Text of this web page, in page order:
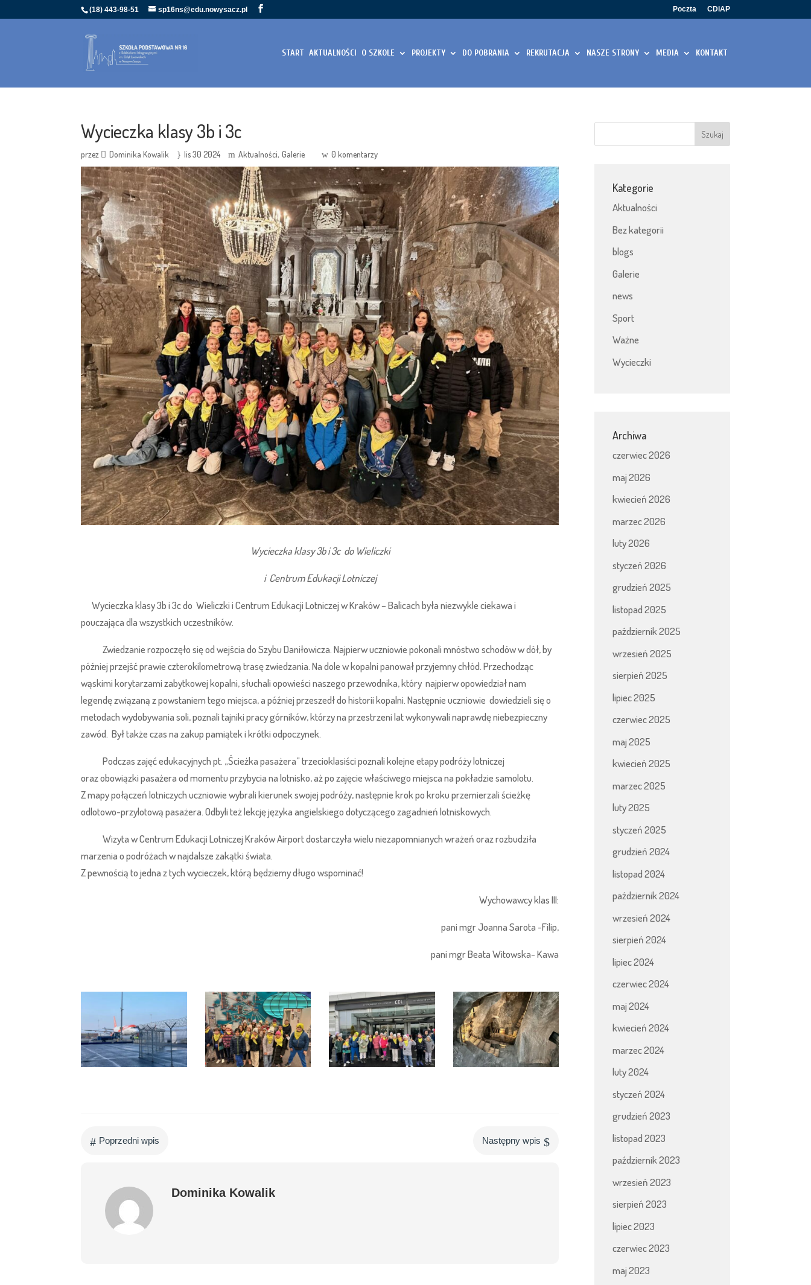
(18) 443-98-51 sp16ns@edu.nowysacz.pl Poczta CDiAP
START AKTUALNOŚCI O SZKOLE PROJEKTY DO POBRANIA REKRUTACJA NASZE STRONY MEDIA KONTAKT
Wycieczka klasy 3b i 3c
przez Dominika Kowalik lis 30 2024 Aktualności Galerie 0 komentarzy
Wycieczka klasy 3b i 3c do Wieliczki
i Centrum Edukacji Lotniczej
Wycieczka klasy 3b i 3c do Wieliczki i Centrum Edukacji Lotniczej w Kraków – Balicach była niezwykle ciekawa i
pouczająca dla wszystkich uczestników.
Zwiedzanie rozpoczęło się od wejścia do Szybu Daniłowicza. Najpierw uczniowie pokonali mnóstwo schodów w dół, by
później przejść prawie czterokilometrową trasę zwiedzania. Na dole w kopalni panował przyjemny chłód. Przechodząc
wąskimi korytarzami zabytkowej kopalni, słuchali opowieści naszego przewodnika, który najpierw opowiedział nam
legendę związaną z powstaniem tego miejsca, a później przeszedł do historii kopalni. Następnie uczniowie dowiedzieli się o
metodach wydobywania soli, poznali tajniki pracy górników, którzy na przestrzeni lat wykonywali naprawdę niebezpieczny
zawód. Był także czas na zakup pamiątek i krótki odpoczynek.
Podczas zajęć edukacyjnych pt. „Ścieżka pasażera” trzecioklasiści poznali kolejne etapy podróży lotniczej
oraz obowiązki pasażera od momentu przybycia na lotnisko, aż po zajęcie właściwego miejsca na pokładzie samolotu.
Z mapy połączeń lotniczych uczniowie wybrali kierunek swojej podróży, następnie krok po kroku przemierzali ścieżkę
odlotowo-przylotową pasażera. Odbyli też lekcję języka angielskiego dotyczącego zagadnień lotniskowych.
Wizyta w Centrum Edukacji Lotniczej Kraków Airport dostarczyła wielu niezapomnianych wrażeń oraz rozbudziła
marzenia o podróżach w najdalsze zakątki świata.
Z pewnością to jedna z tych wycieczek, którą będziemy długo wspominać!
Wychowawcy klas III:
pani mgr Joanna Sarota -Filip,
pani mgr Beata Witowska- Kawa
# Poprzedni wpis Następny wpis $
Dominika Kowalik
Kategorie
Aktualności
Bez kategorii
blogs
Galerie
news
Sport
Ważne
Wycieczki
Archiwa
czerwiec 2026
maj 2026
kwiecień 2026
marzec 2026
luty 2026
styczeń 2026
grudzień 2025
listopad 2025
październik 2025
wrzesień 2025
sierpień 2025
lipiec 2025
czerwiec 2025
maj 2025
kwiecień 2025
marzec 2025
luty 2025
styczeń 2025
grudzień 2024
listopad 2024
październik 2024
wrzesień 2024
sierpień 2024
lipiec 2024
czerwiec 2024
maj 2024
kwiecień 2024
marzec 2024
luty 2024
styczeń 2024
grudzień 2023
listopad 2023
październik 2023
wrzesień 2023
sierpień 2023
lipiec 2023
czerwiec 2023
maj 2023